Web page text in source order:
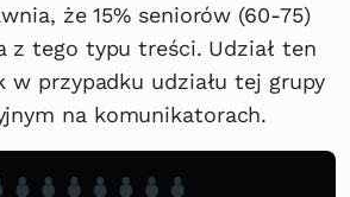
że 15% seniorów (60-75)
z tego typu treści. Udział ten
w przypadku udziału tej grupy
na komunikatorach.